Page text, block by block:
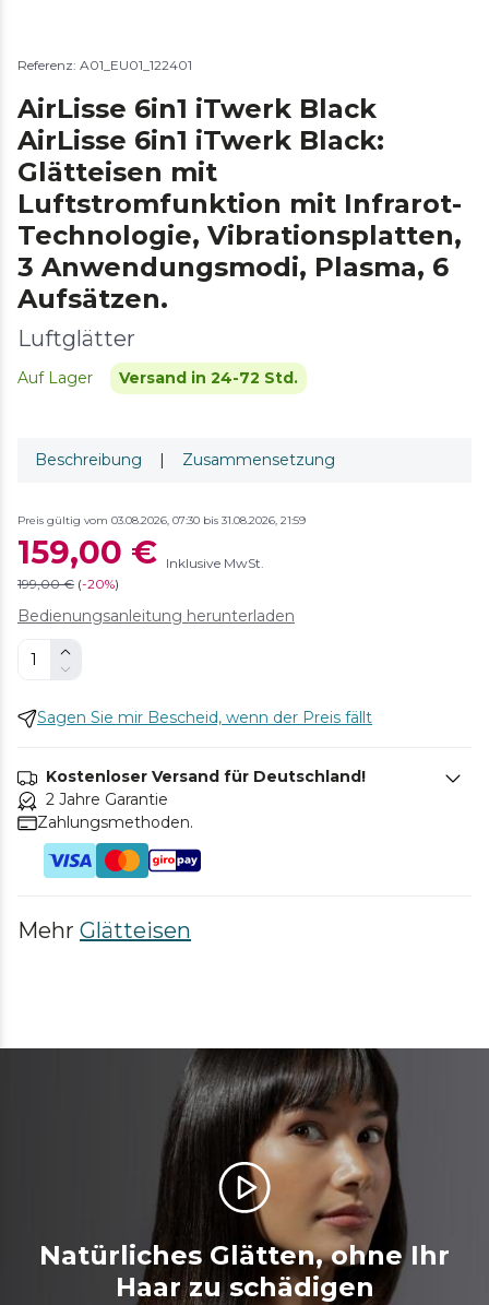
Referenz: A01_EU01_122401
AirLisse 6in1 iTwerk Black
AirLisse 6in1 iTwerk Black:
Glätteisen mit
Luftstromfunktion mit Infrarot-
Technologie, Vibrationsplatten,
3 Anwendungsmodi, Plasma, 6
Aufsätzen.
Luftglätter
Auf Lager Versand in 24-72 Std.
Beschreibung Zusammensetzung
Preis gültig vom 03.08.2026, 07:30 bis 31.08.2026, 21:59
159,00 € Inklusive MwSt.
199,00 € (-20%)
Bedienungsanleitung herunterladen
Sagen Sie mir Bescheid, wenn der Preis fällt
Kostenloser Versand für Deutschland!
2 Jahre Garantie
Zahlungsmethoden.
Mehr Glätteisen
Natürliches Glätten, ohne Ihr
Haar zu schädigen